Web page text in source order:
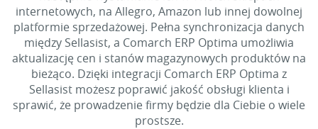
internetowych, na Allegro, Amazon lub innej dowolnej
platformie sprzedażowej. Pełna synchronizacja danych
między Sellasist, a Comarch ERP Optima umożliwia
aktualizację cen i stanów magazynowych produktów na
bieżąco. Dzięki integracji Comarch ERP Optima z
Sellasist możesz poprawić jakość obsługi klienta i
sprawić, że prowadzenie firmy będzie dla Ciebie o wiele
prostsze.